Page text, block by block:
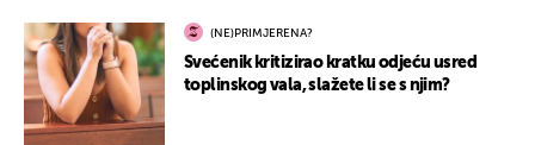
(NE)PRIMJERENA?
Svećenik kritizirao kratku odjeću usred
toplinskog vala, slažete li se s njim?